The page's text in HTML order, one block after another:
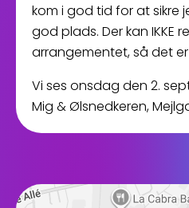
kom i god tid for at sikre
god plads. Der kan IKKE
arrangementet, så det
Vi ses onsdag den 2.
Mig & Ølsnedkeren,